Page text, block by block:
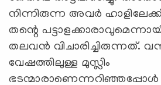
നിന്നിരുന്ന അവര്‍
തന്റെ
തലവന്‍ വിചാരിച്ചിരുന്നത്.
വേഷത്തിലുള്ള മുസ്ലിം